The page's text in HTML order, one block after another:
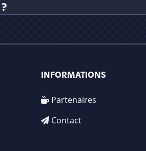
INFORMATIONS
Partenaires
Contact